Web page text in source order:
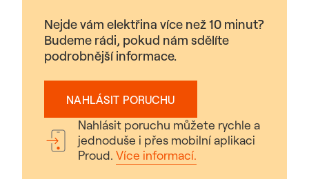
Nejde vám elektřina více než 10 minut?
Budeme rádi, pokud nám sdělíte
podrobnější informace.
NAHLÁSIT PORUCHU
Nahlásit poruchu můžete rychle a
jednoduše i přes mobilní aplikaci
Proud. Více informací.